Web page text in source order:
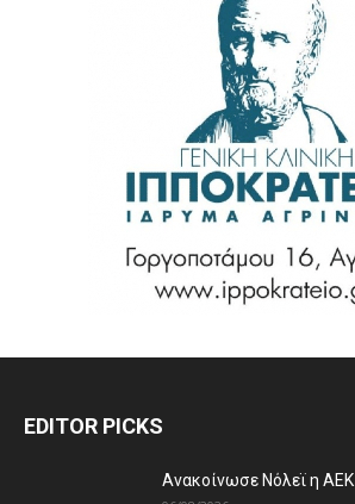
EDITOR PICKS
Ανακοίνωσε Νόλεϊ η ΑΕΚ